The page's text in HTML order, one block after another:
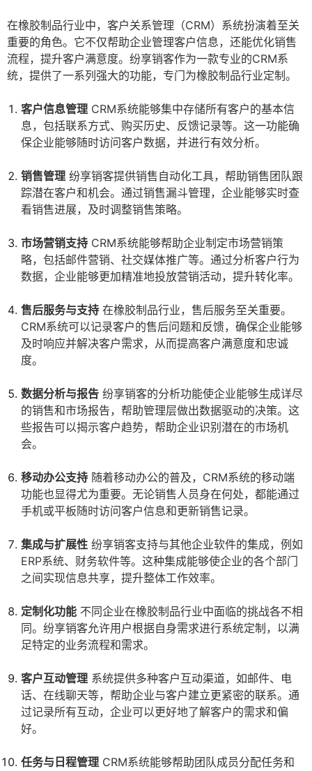
在橡胶制品行业中，客户关系管理（CRM）系统扮演着至关
重要的角色。它不仅帮助企业管理客户信息，还能优化销售
流程，提升客户满意度。纷享销客作为一款专业的CRM系
统，提供了一系列强大的功能，专门为橡胶制品行业定制。
客户信息管理 CRM系统能够集中存储所有客户的基本信
息，包括联系方式、购买历史、反馈记录等。这一功能确
保企业能够随时访问客户数据，并进行有效分析。
销售管理 纷享销客提供销售自动化工具，帮助销售团队跟
踪潜在客户和机会。通过销售漏斗管理，企业能够实时查
看销售进展，及时调整销售策略。
市场营销支持 CRM系统能够帮助企业制定市场营销策
略，包括邮件营销、社交媒体推广等。通过分析客户行为
数据，企业能够更加精准地投放营销活动，提升转化率。
售后服务与支持 在橡胶制品行业，售后服务至关重要。
CRM系统可以记录客户的售后问题和反馈，确保企业能够
及时响应并解决客户需求，从而提高客户满意度和忠诚
度。
数据分析与报告 纷享销客的分析功能使企业能够生成详尽
的销售和市场报告，帮助管理层做出数据驱动的决策。这
些报告可以揭示客户趋势，帮助企业识别潜在的市场机
会。
移动办公支持 随着移动办公的普及，CRM系统的移动端
功能也显得尤为重要。无论销售人员身在何处，都能通过
手机或平板随时访问客户信息和更新销售记录。
集成与扩展性 纷享销客支持与其他企业软件的集成，例如
ERP系统、财务软件等。这种集成能够使企业的各个部门
之间实现信息共享，提升整体工作效率。
定制化功能 不同企业在橡胶制品行业中面临的挑战各不相
同。纷享销客允许用户根据自身需求进行系统定制，以满
足特定的业务流程和需求。
客户互动管理 系统提供多种客户互动渠道，如邮件、电
话、在线聊天等，帮助企业与客户建立更紧密的联系。通
过记录所有互动，企业可以更好地了解客户的需求和偏
好。
任务与日程管理 CRM系统能够帮助团队成员分配任务和